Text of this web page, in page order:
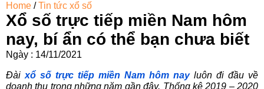
Home /Tin tức xổ số
Xổ số trực tiếp miền Nam hôm
nay, bí ẩn có thể bạn chưa biết
Ngày : 14/11/2021
Đài xổ số trực tiếp miền Nam hôm nayluôn đi đầu về
doanh thu trong những năm gần đây. Thống kê 2019 – 2020